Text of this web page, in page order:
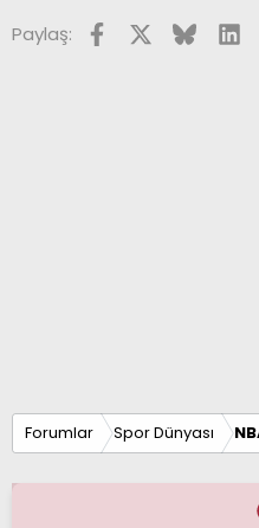
Paylaş: FacebookX (Twitter)
Bluesky
Forumlar Spor Dünyası